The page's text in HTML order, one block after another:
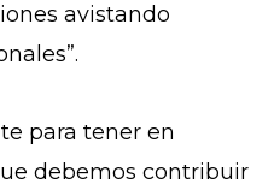
avistando
para tener en
debemos contribuir